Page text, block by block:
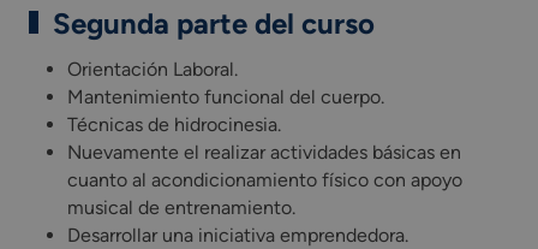
Segunda parte del curso
Orientación Laboral.
Mantenimiento funcional del cuerpo.
Técnicas de hidrocinesia.
Nuevamente el realizar actividades básicas en
cuanto al acondicionamiento físico con apoyo
musical de entrenamiento.
Desarrollar una iniciativa emprendedora.